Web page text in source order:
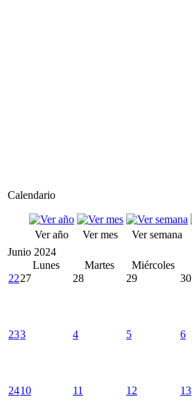
Calendario
Ver año Ver mes Ver semana
Junio 2024
Lunes
Martes Miércoles
2227 28 29 30
233 4 5 6
2410 11 12 13